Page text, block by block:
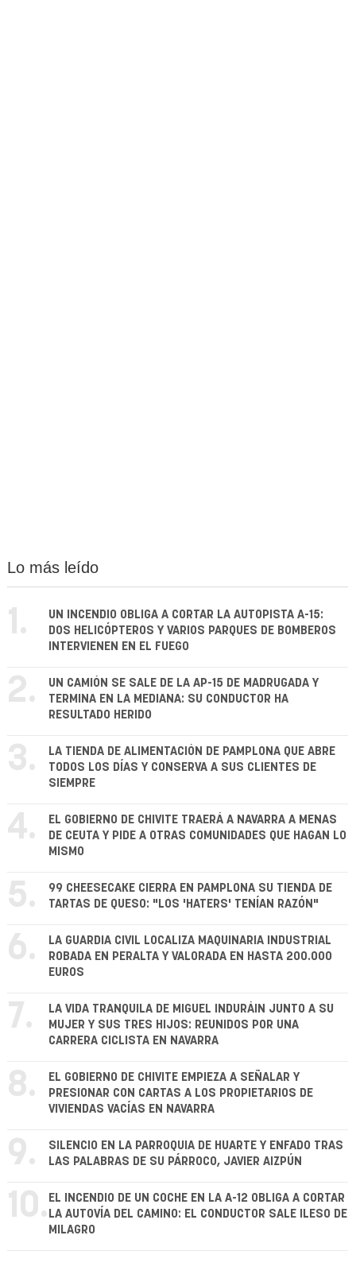
Lo más leído
1.
UN INCENDIO OBLIGA A CORTAR LA AUTOPISTA A-15:
DOS HELICÓPTEROS Y VARIOS PARQUES DE BOMBEROS
INTERVIENEN EN EL FUEGO
2.
UN CAMIÓN SE SALE DE LA AP-15 DE MADRUGADA Y
TERMINA EN LA MEDIANA: SU CONDUCTOR HA
RESULTADO HERIDO
3.
LA TIENDA DE ALIMENTACIÓN DE PAMPLONA QUE ABRE
TODOS LOS DÍAS Y CONSERVA A SUS CLIENTES DE
SIEMPRE
4.
EL GOBIERNO DE CHIVITE TRAERÁ A NAVARRA A MENAS
DE CEUTA Y PIDE A OTRAS COMUNIDADES QUE HAGAN LO
MISMO
5.
99 CHEESECAKE CIERRA EN PAMPLONA SU TIENDA DE
TARTAS DE QUESO: "LOS 'HATERS' TENÍAN RAZÓN"
6.
LA GUARDIA CIVIL LOCALIZA MAQUINARIA INDUSTRIAL
ROBADA EN PERALTA Y VALORADA EN HASTA 200.000
EUROS
7.
LA VIDA TRANQUILA DE MIGUEL INDURÁIN JUNTO A SU
MUJER Y SUS TRES HIJOS: REUNIDOS POR UNA
CARRERA CICLISTA EN NAVARRA
8.
EL GOBIERNO DE CHIVITE EMPIEZA A SEÑALAR Y
PRESIONAR CON CARTAS A LOS PROPIETARIOS DE
VIVIENDAS VACÍAS EN NAVARRA
9.
SILENCIO EN LA PARROQUIA DE HUARTE Y ENFADO TRAS
LAS PALABRAS DE SU PÁRROCO, JAVIER AIZPÚN
10. EL INCENDIO DE UN COCHE EN LA A-12 OBLIGA A CORTAR
LA AUTOVÍA DEL CAMINO: EL CONDUCTOR SALE ILESO DE
MILAGRO